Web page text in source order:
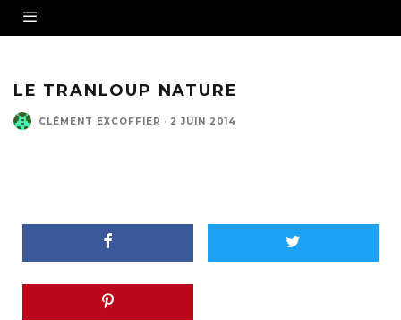
LE TRANLOUP NATURE
CLÉMENT EXCOFFIER · 2 JUIN 2014